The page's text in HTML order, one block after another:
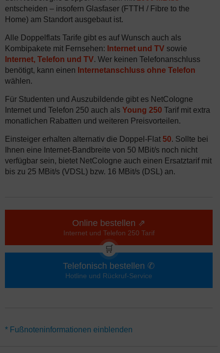
entscheiden – insofern Glasfaser (FTTH / Fibre to the
Home) am Standort ausgebaut ist.
Alle Doppelflats Tarife gibt es auf Wunsch auch als
Kombipakete mit Fernsehen: Internet und TV sowie
Internet, Telefon und TV. Wer keinen Telefonanschluss
benötigt, kann einen Internetanschluss ohne Telefon
wählen.
Für Studenten und Auszubildende gibt es NetCologne
Internet und Telefon 250 auch als Young 250 Tarif mit extra
monatlichen Rabatten und weiteren Preisvorteilen.
Einsteiger erhalten alternativ die Doppel-Flat 50. Sollte bei
Ihnen eine Internet-Bandbreite von 50 MBit/s noch nicht
verfügbar sein, bietet NetCologne auch einen Ersatztarif mit
bis zu 25 MBit/s (VDSL) bzw. 16 MBit/s (DSL) an.
Online bestellen ⇗
Internet und Telefon 250 Tarif
🛒
Telefonisch bestellen ✆
Hotline und Rückruf-Service
*Für alle Angebote mit Startguthaben / Rabatten gilt eine
* Fußnoteninformationen einblenden